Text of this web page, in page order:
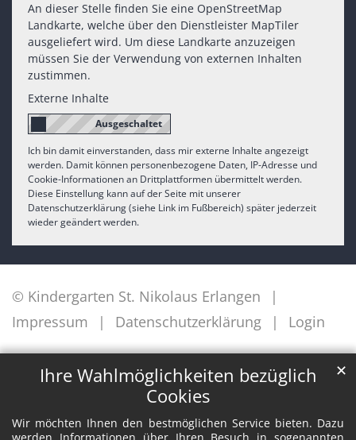
Ihre Wahlmöglichkeiten bezüglich
Cookies
Wir möchten Ihnen den bestmöglichen Service bieten. Dazu
✕
An dieser Stelle finden Sie eine OpenStreetMap
Landkarte, welche über den Dienstleister MapTiler
ausgeliefert wird. Um diese Landkarte anzuzeigen
müssen Sie der Verwendung von externen Inhalten
zustimmen.
Externe Inhalte
Ich bin damit einverstanden, dass mir externe Inhalte angezeigt
werden. Damit können personenbezogene Daten, IP-Adresse und
Cookie-Informationen an Drittplattformen übermittelt werden.
Diese Einstellung kann auf der Seite mit unserer
Datenschutzerklärung (siehe Link im Fußbereich) später jederzeit
wieder geändert werden.
© Kindergarten St. Nikolaus Erlangen
Impressum
Datenschutzerklärung Login